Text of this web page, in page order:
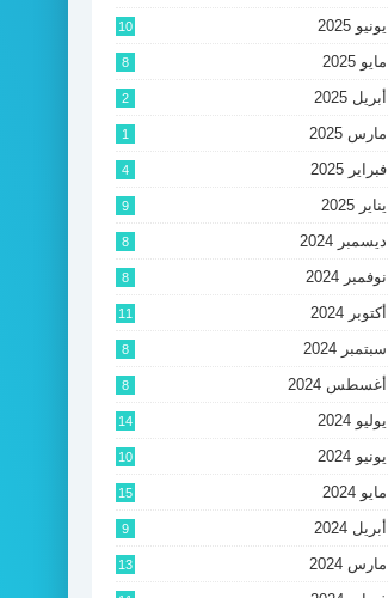
يونيو 2025 10
مايو 2025 8
أبريل 2025 2
مارس 2025 1
فبراير 2025 4
يناير 2025 9
ديسمبر 2024 8
نوفمبر 2024 8
أكتوبر 2024 11
سبتمبر 2024 8
أغسطس 2024 8
يوليو 2024 14
يونيو 2024 10
مايو 2024 15
أبريل 2024 9
مارس 2024 13